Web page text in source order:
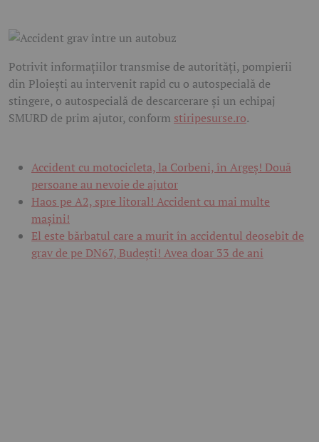
Potrivit informațiilor transmise de autorități, pompierii
din Ploiești au intervenit rapid cu o autospecială de
stingere, o autospecială de descarcerare și un echipaj
SMURD de prim ajutor, conform stiripesurse.ro.
Accident cu motocicleta, la Corbeni, în Argeș! Două
persoane au nevoie de ajutor
Haos pe A2, spre litoral! Accident cu mai multe
mașini!
El este bărbatul care a murit în accidentul deosebit de
grav de pe DN67, Budești! Avea doar 33 de ani